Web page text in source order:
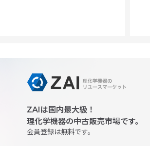
ZAIは国内最大級！
理化学機器の中古販売市場です。
会員登録は無料です。